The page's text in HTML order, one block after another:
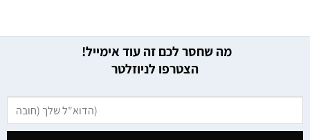
מה שחסר לכם זה עוד אימייל!
הצטרפו לניוזלטר